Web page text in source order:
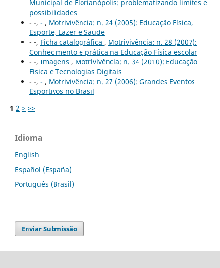
Municipal de Florianópolis: problematizando limites e
possibilidades
- -, - , Motrivivência: n. 24 (2005): Educação Física,
Esporte, Lazer e Saúde
- -, Ficha catalográfica , Motrivivência: n. 28 (2007):
Conhecimento e prática na Educação Física escolar
- -, Imagens , Motrivivência: n. 34 (2010): Educação
Física e Tecnologias Digitais
- -, - , Motrivivência: n. 27 (2006): Grandes Eventos
Esportivos no Brasil
1 2 > >>
Idioma
English
Español (España)
Português (Brasil)
Enviar Submissão